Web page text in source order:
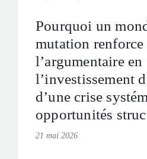
Pourquoi un
mutation renforce
l’argumentaire
l’investissement
d’une crise
opportunités
21 mai 2026